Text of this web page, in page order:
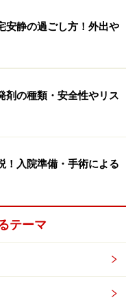
安静の過ごし方！外出や
剤の種類・安全性やリス
！入院準備・手術による
テーマ